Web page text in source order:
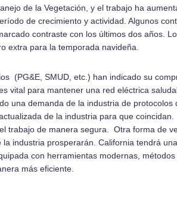
de la Vegetación, y el trabajo ha
de crecimiento y actividad. Algunos
contraste con los últimos dos años.
extra para la temporada navideña.
(PG&E, SMUD, etc.) han indicado su
vital para mantener una red eléctrica
una demanda de la industria de
de la industria para que
trabajo de manera segura. Otra forma de
la industria prosperarán. California tendrá
con herramientas modernas,
más eficiente.